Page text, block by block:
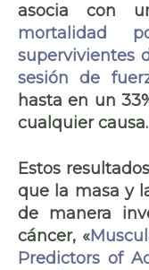
asocia con
mortalidad
supervivientes
sesión de
hasta en un
cualquier causa.
Estos
que la masa y
de manera
cáncer, «
Predictors of